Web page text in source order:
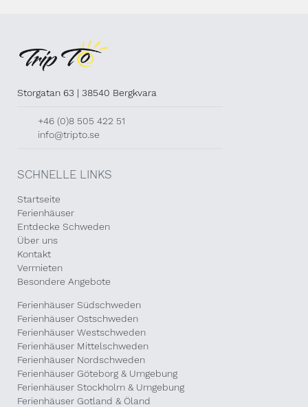
Storgatan 63 | 38540 Bergkvara
+46 (0)8 505 422 51
info@tripto.se
SCHNELLE LINKS
Startseite
Ferienhäuser
Entdecke Schweden
Über uns
Kontakt
Vermieten
Besondere Angebote
Ferienhäuser Südschweden
Ferienhäuser Ostschweden
Ferienhäuser Westschweden
Ferienhäuser Mittelschweden
Ferienhäuser Nordschweden
Ferienhäuser Göteborg & Umgebung
Ferienhäuser Stockholm & Umgebung
Ferienhäuser Gotland & Öland